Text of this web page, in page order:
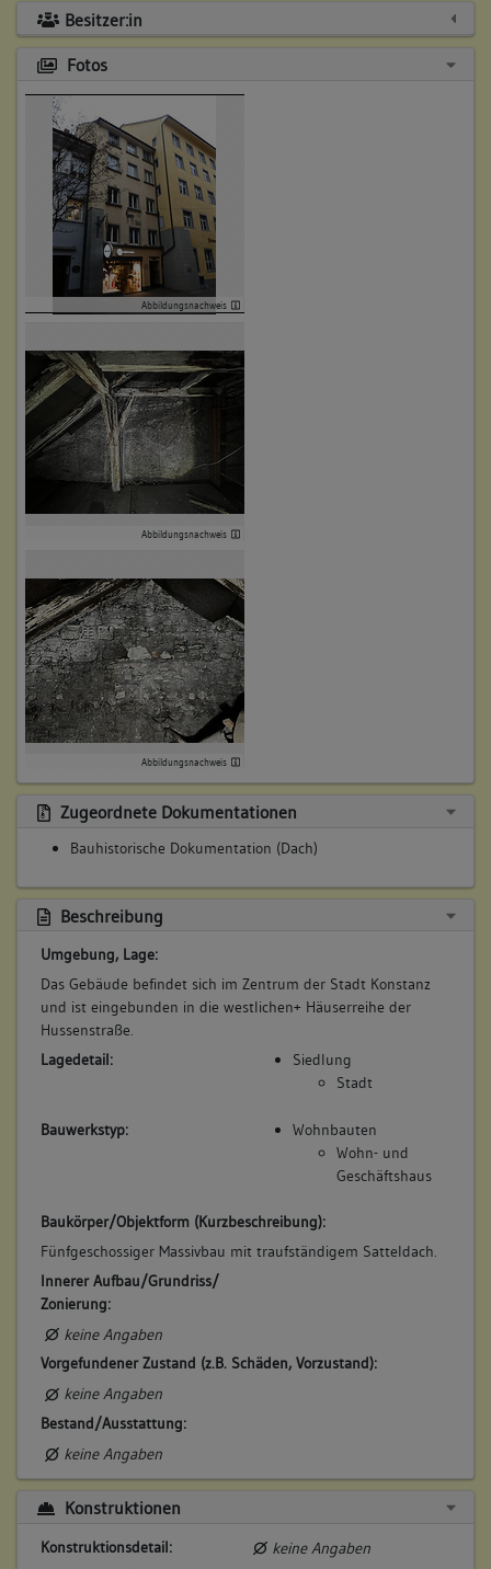
Besitzer:in
Fotos
Abbildungsnachweis
Abbildungsnachweis
Abbildungsnachweis
Zugeordnete Dokumentationen
Bauhistorische Dokumentation (Dach)
Beschreibung
Umgebung, Lage:
Das Gebäude befindet sich im Zentrum der Stadt Konstanz
und ist eingebunden in die westlichen+ Häuserreihe der
Hussenstraße.
Lagedetail:
Siedlung
Stadt
Bauwerkstyp:
Wohnbauten
Wohn- und
Geschäftshaus
Baukörper/Objektform (Kurzbeschreibung):
Fünfgeschossiger Massivbau mit traufständigem Satteldach.
Innerer Aufbau/Grundriss/
Zonierung:
keine Angaben
Vorgefundener Zustand (z.B. Schäden, Vorzustand):
keine Angaben
Bestand/Ausstattung:
keine Angaben
Konstruktionen
Konstruktionsdetail:
keine Angaben